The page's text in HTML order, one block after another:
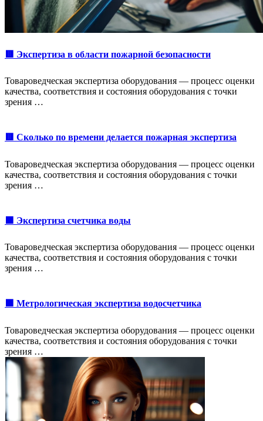
🟥 Экспертиза в области пожарной безопасности
Товароведческая экспертиза оборудования — процесс оценки
качества, соответствия и состояния оборудования с точки
зрения …
🟥 Сколько по времени делается пожарная экспертиза
Товароведческая экспертиза оборудования — процесс оценки
качества, соответствия и состояния оборудования с точки
зрения …
🟩 Экспертиза счетчика воды
Товароведческая экспертиза оборудования — процесс оценки
качества, соответствия и состояния оборудования с точки
зрения …
🟩 Метрологическая экспертиза водосчетчика
Товароведческая экспертиза оборудования — процесс оценки
качества, соответствия и состояния оборудования с точки
зрения …